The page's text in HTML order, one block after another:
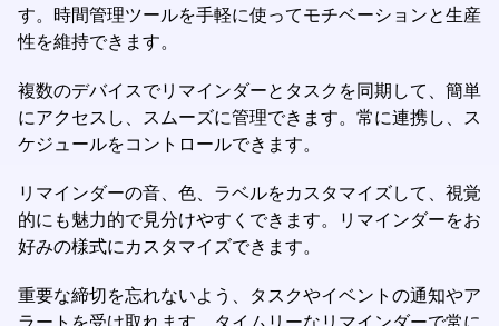
す。時間管理ツールを手軽に使ってモチベーションと生産
性を維持できます。
複数のデバイスでリマインダーとタスクを同期して、簡単
にアクセスし、スムーズに管理できます。常に連携し、ス
ケジュールをコントロールできます。
リマインダーの音、色、ラベルをカスタマイズして、視覚
的にも魅力的で見分けやすくできます。リマインダーをお
好みの様式にカスタマイズできます。
重要な締切を忘れないよう、タスクやイベントの通知やア
ラートを受け取れます。タイムリーなリマインダーで常に